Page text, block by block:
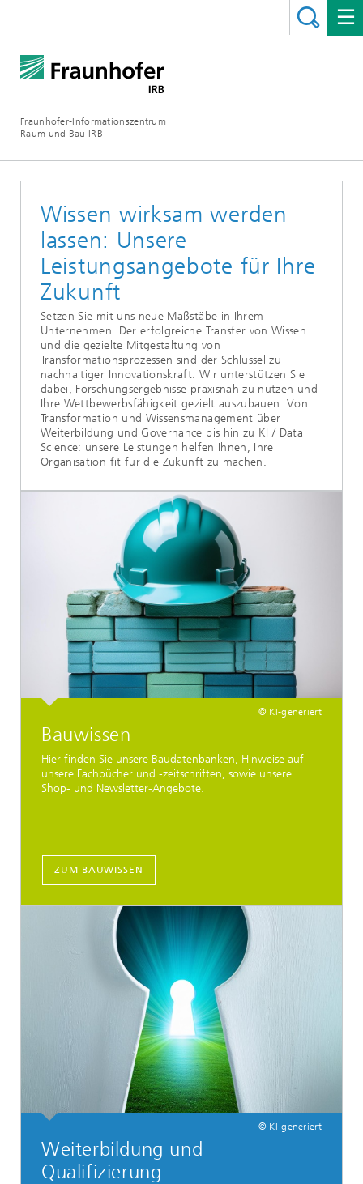
Fraunhofer-Informationszentrum
Raum und Bau IRB
Wissen wirksam werden
lassen: Unsere
Leistungsangebote für Ihre
Zukunft
Setzen Sie mit uns neue Maßstäbe in Ihrem
Unternehmen. Der erfolgreiche Transfer von Wissen
und die gezielte Mitgestaltung von
Transformationsprozessen sind der Schlüssel zu
nachhaltiger Innovationskraft. Wir unterstützen Sie
dabei, Forschungsergebnisse praxisnah zu nutzen und
Ihre Wettbewerbsfähigkeit gezielt auszubauen. Von
Transformation und Wissensmanagement über
Weiterbildung und Governance bis hin zu KI / Data
Science: unsere Leistungen helfen Ihnen, Ihre
Organisation fit für die Zukunft zu machen.
© KI-generiert
Bauwissen
Hier finden Sie unsere Baudatenbanken, Hinweise auf
unsere Fachbücher und -zeitschriften, sowie unsere
Shop- und Newsletter-Angebote.
ZUM BAUWISSEN
© KI-generiert
Weiterbildung und
Qualifizierung